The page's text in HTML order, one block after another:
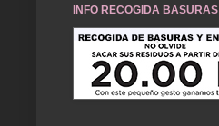
INFO RECOGIDA BASURAS